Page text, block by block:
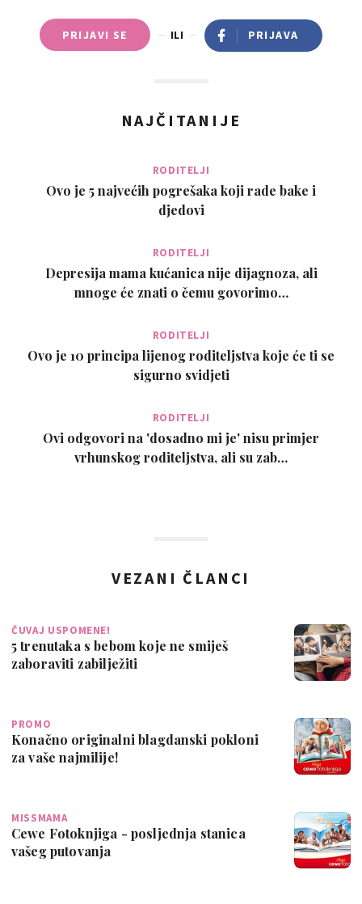
PRIJAVI SE ILI PRIJAVA
NAJČITANIJE
RODITELJI
Ovo je 5 najvećih pogrešaka koji rade bake i
djedovi
RODITELJI
Depresija mama kućanica nije dijagnoza, ali
mnoge će znati o čemu govorimo…
RODITELJI
Ovo je 10 principa lijenog roditeljstva koje će ti se
sigurno svidjeti
RODITELJI
Ovi odgovori na 'dosadno mi je' nisu primjer
vrhunskog roditeljstva, ali su zab…
VEZANI ČLANCI
ČUVAJ USPOMENE!
5 trenutaka s bebom koje ne smiješ
zaboraviti zabilježiti
PROMO
Konačno originalni blagdanski pokloni
za vaše najmilije!
MISSMAMA
Cewe Fotoknjiga - posljednja stanica
vašeg putovanja